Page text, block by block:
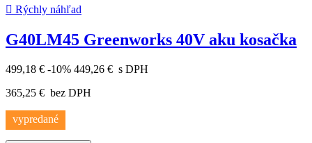
 Rýchly náhľad
G40LM45 Greenworks 40V aku kosačka
499,18 € -10% 449,26 € s DPH
365,25 € bez DPH
vypredané